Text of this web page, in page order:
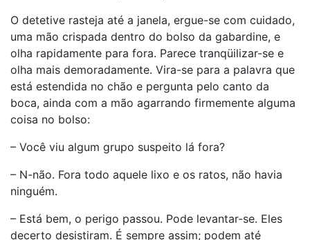
O detetive rasteja até a janela, ergue-se com cuidado,
uma mão crispada dentro do bolso da gabardine, e
olha rapidamente para fora. Parece tranqüilizar-se e
olha mais demoradamente. Vira-se para a palavra que
está estendida no chão e pergunta pelo canto da
boca, ainda com a mão agarrando firmemente alguma
coisa no bolso:
– Você viu algum grupo suspeito lá fora?
– N-não. Fora todo aquele lixo e os ratos, não havia
ninguém.
– Está bem, o perigo passou. Pode levantar-se. Eles
decerto desistiram. É sempre assim; podem até